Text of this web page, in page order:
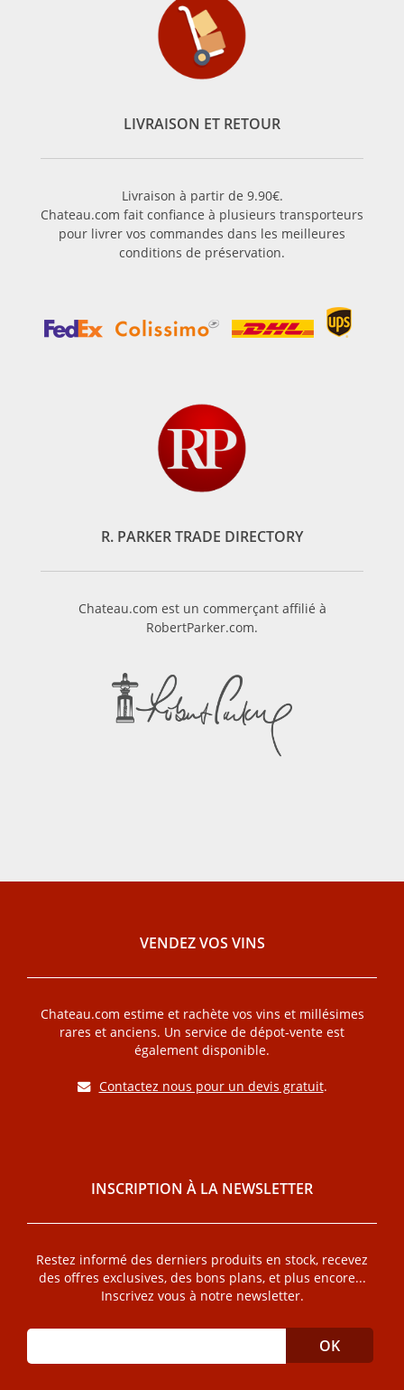
LIVRAISON ET RETOUR
Livraison à partir de 9.90€.
Chateau.com fait confiance à plusieurs transporteurs
pour livrer vos commandes dans les meilleures
conditions de préservation.
R. PARKER TRADE DIRECTORY
Chateau.com est un commerçant affilié à
RobertParker.com.
VENDEZ VOS VINS
Chateau.com estime et rachète vos vins et millésimes
rares et anciens. Un service de dépot-vente est
également disponible.
Contactez nous pour un devis gratuit.
INSCRIPTION À LA NEWSLETTER
Restez informé des derniers produits en stock, recevez
des offres exclusives, des bons plans, et plus encore...
Inscrivez vous à notre newsletter.